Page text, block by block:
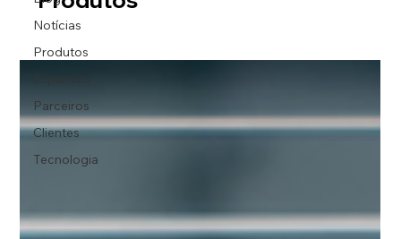
Notícias
Produtos
Parceiros
Clientes
Tecnologia